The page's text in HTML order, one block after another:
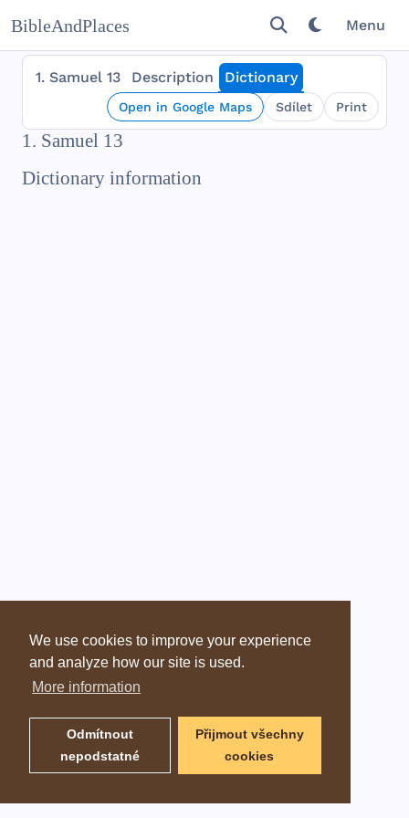
We use cookies to improve your experience
and analyze how our site is used.
More information
Odmítnout
nepodstatné
Přijmout všechny
cookies
BibleAndPlaces Menu
1. Samuel 13 Description Dictionary
Open in Google Maps Sdílet Print
1. Samuel 13
Dictionary information